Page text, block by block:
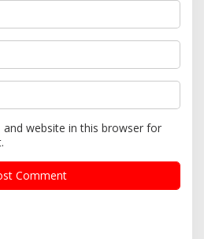
and website in this browser for